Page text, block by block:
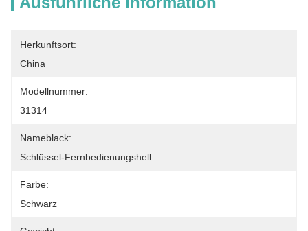
Herkunftsort:
China
Modellnummer:
31314
Nameblack:
Schlüssel-Fernbedienungshell
Farbe:
Schwarz